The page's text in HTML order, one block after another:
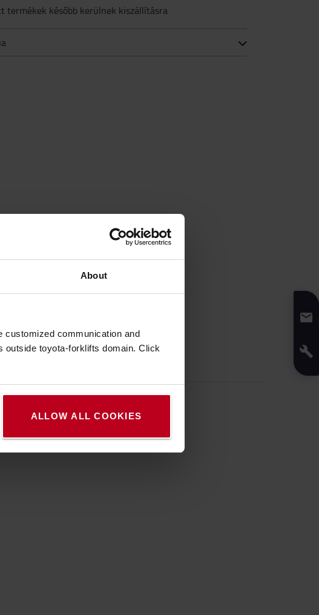
About
customized communication and
outside toyota-forklifts domain. Click
ALLOW ALL COOKIES
termékek később kerülnek kiszállításra